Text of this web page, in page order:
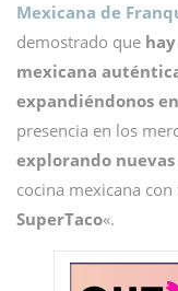
Mexicana de
demostrado que
mexicana
expandiéndonos
presencia en los
explorando
cocina mexicana
SuperTaco«.